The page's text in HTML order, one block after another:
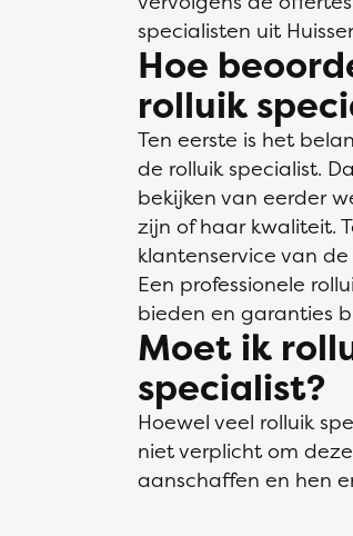
specialisten uit
Hoe
rolluik
Ten eerste is het
de rolluik specialist.
bekijken van eerder
zijn of haar kwaliteit.
klantenservice van
Een professionele
bieden en garanties
Moet ik
specialist?
Hoewel veel rolluik
niet verplicht om
aanschaffen en hen